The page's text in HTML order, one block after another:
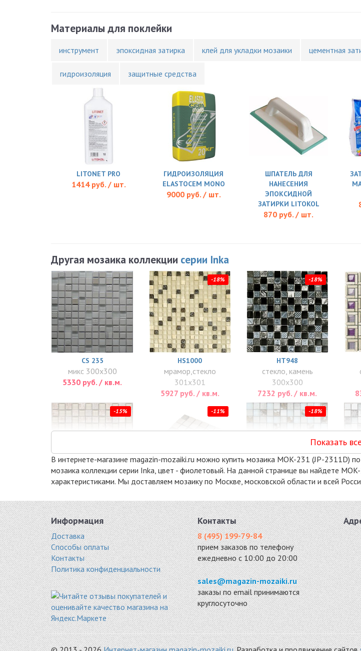
Материалы для поклейки
инструмент эпоксидная затирка клей для укладки мозаики цементная
гидроизоляция защитные средства
LITONET PRO
1414 руб. / шт.
ГИДРОИЗОЛЯЦИЯ
ELASTOCEM MONO
9000 руб. / шт.
ШПАТЕЛЬ ДЛЯ
НАНЕСЕНИЯ
ЭПОКСИДНОЙ
ЗАТИРКИ LITOKOL
870 руб. / шт.
Другая мозаика коллекции серии Inka
CS 235
микс 300x300
5330 руб. / кв.м.
-18%
HS1000
мрамор,стекло
301x301
5927 руб. / кв.м.
-18%
HT948
стекло, камень
300x300
7232 руб. / кв.м.
-15%
стекло, камень
300x300
8870 руб. / кв.м.
-11%
микс 305x305
7950 руб. / кв.м.
-18%
микс 300x300
8116 руб. / кв.м.
-15%
K-716
камень 298x298
9520 руб. / кв.м.
-15%
K-717
камень 298x298
9520 руб. / кв.м.
-11%
MOROCCO
стекло, камень
300x300
Показать
В интернете-магазине magazin-mozaiki.ru можно купить мозаика MOK-231 (JP-2311D)
мозаика коллекции серии Inka, цвет - фиолетовый. На данной странице вы найдете
характеристиками. Мы доставляем мозаику по Москве, московской области и всей
Информация
Доставка
Способы оплаты
Контакты
Политика конфиденциальности
Контакты
8 (495) 199-79-84
прием заказов по телефону
ежедневно с 10:00 до 20:00
sales@magazin-mozaiki.ru
заказы по email принимаются
круглосуточно